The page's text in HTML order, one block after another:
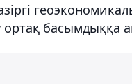
ортақ басымдыққа